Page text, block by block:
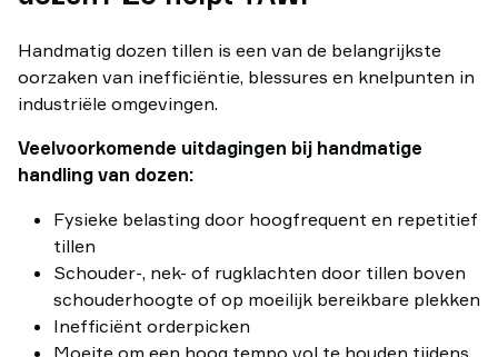
Handmatig dozen tillen is een van de belangrijkste
oorzaken van inefficiëntie, blessures en knelpunten in
industriële omgevingen.
Veelvoorkomende uitdagingen bij handmatige
handling van dozen:
Fysieke belasting door hoogfrequent en repetitief
tillen
Schouder-, nek- of rugklachten door tillen boven
schouderhoogte of op moeilijk bereikbare plekken
Inefficiënt orderpicken
Moeite om een hoog tempo vol te houden tijdens